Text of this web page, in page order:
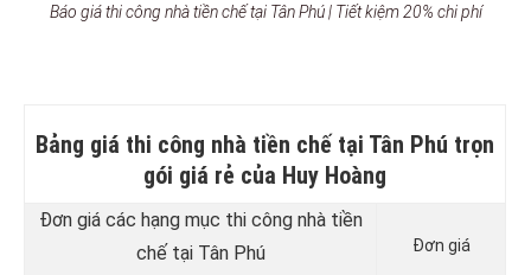
Báo giá thi công nhà tiền chế tại Tân Phú | Tiết kiệm 20% chi phí
Bảng giá thi công nhà tiền chế tại Tân Phú trọn
gói giá rẻ của Huy Hoàng
Đơn giá các hạng mục thi công nhà tiền
chế tại Tân Phú
Đơn giá